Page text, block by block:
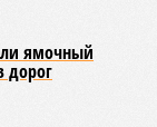
ямочный
дорог